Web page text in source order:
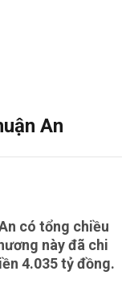
An
có tổng chiều
này đã chi
4.035 tỷ đồng.